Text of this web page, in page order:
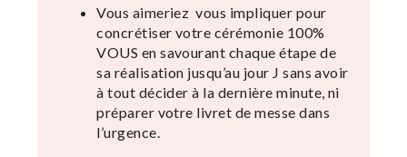
Vous aimeriez vous impliquer pour
concrétiser votre cérémonie 100%
VOUS en savourant chaque étape de
sa réalisation jusqu’au jour J sans avoir
à tout décider à la dernière minute, ni
préparer votre livret de messe dans
l’urgence.